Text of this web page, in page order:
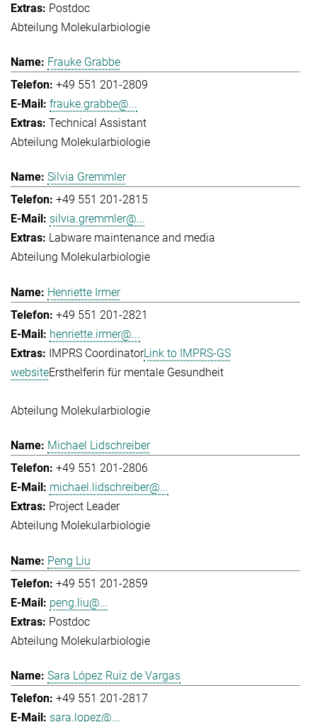
Postdoc
Abteilung Molekularbiologie
Frauke Grabbe
+49 551 201-2809
frauke.grabbe@...
Technical Assistant
Abteilung Molekularbiologie
Silvia Gremmler
+49 551 201-2815
silvia.gremmler@...
Labware maintenance and media
Abteilung Molekularbiologie
Henriette Irmer
+49 551 201-2821
henriette.irmer@...
IMPRS CoordinatorLink to IMPRS-GS
websiteErsthelferin für mentale Gesundheit
Abteilung Molekularbiologie
Michael Lidschreiber
+49 551 201-2806
michael.lidschreiber@...
Project Leader
Abteilung Molekularbiologie
Peng Liu
+49 551 201-2859
peng.liu@...
Postdoc
Abteilung Molekularbiologie
Sara López Ruiz de Vargas
+49 551 201-2817
sara.lopez@...